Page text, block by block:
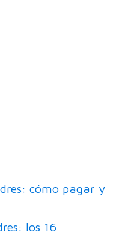
cómo pagar y
los 16